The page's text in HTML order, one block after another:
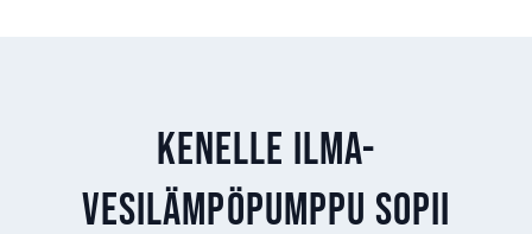
Kenelle ilma-
vesilämpöpumppu sopii